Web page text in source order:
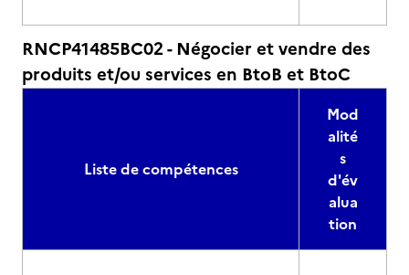
RNCP41485BC02 - Négocier et vendre des
produits et/ou services en BtoB et BtoC
Liste de compétences
Mod
alité
s
d'év
alua
tion